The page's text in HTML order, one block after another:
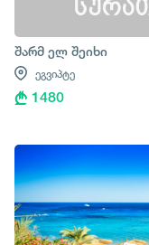
შარმ ელ შეიხი
ეგვიპტე
1480